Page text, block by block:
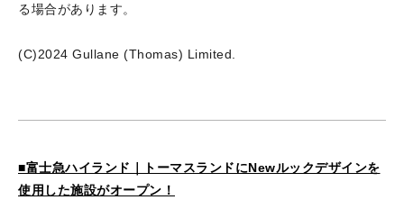
る場合があります。
(C)2024 Gullane (Thomas) Limited.
■富士急ハイランド｜トーマスランドにNewルックデザインを
使用した施設がオープン！